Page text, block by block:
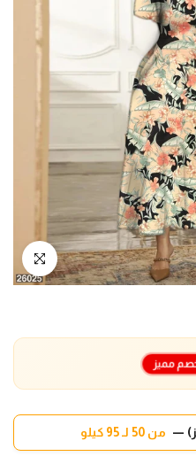
انقر للتكبير
مميز
— من 50 لـ 95 كيلو